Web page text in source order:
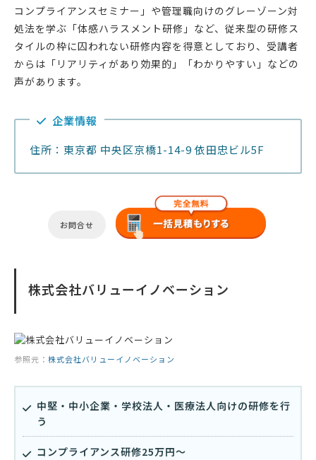
コンプライアンスセミナー」や管理職向けのグレーゾーン対
処法を学ぶ「体感ハラスメント研修」など、従来型の研修ス
タイルの枠に囚われない研修内容を得意としており、受講者
からは「リアリティがあり効果的」「わかりやすい」などの
声があります。
企業情報
住所：東京都 中央区京橋1-14-9 依田忠ビル5F
お問合せ
株式会社バリューイノベーション
参照元： 株式会社バリューイノベーション
中堅・中小企業・学校法人・医療法人向けの研修を行
う
コンプライアンス研修25万円〜